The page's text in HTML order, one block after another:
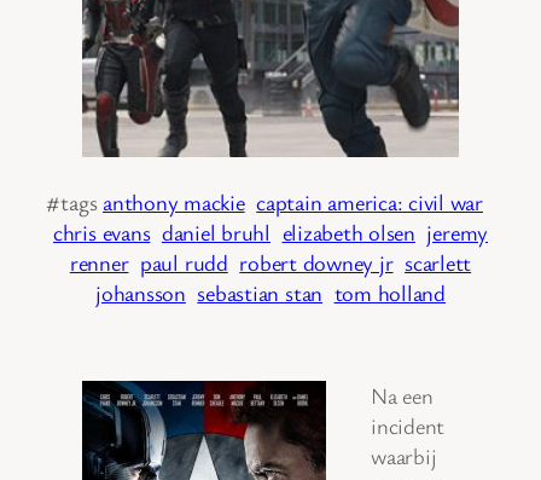
#tags anthony mackie captain america: civil war
chris evans daniel bruhl elizabeth olsen jeremy
renner paul rudd robert downey jr scarlett
johansson sebastian stan tom holland
Na een
incident
waarbij